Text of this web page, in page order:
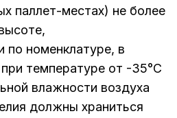
паллет-местах) не более
по номенклатуре, в
температуре от -35°С
влажности воздуха
должны храниться